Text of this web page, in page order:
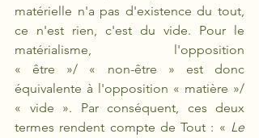
matérielle n'a pas d'existence du tout,
ce n'est rien, c'est du vide. Pour le
matérialisme, l'opposition
« être »/ « non-être » est donc
équivalente à l'opposition « matière »/
« vide ». Par conséquent, ces deux
termes rendent compte de Tout : « Le